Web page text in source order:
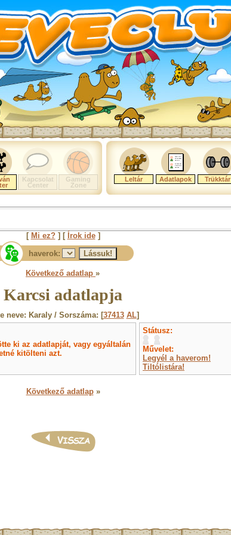
Kapcsolat
Center
Gaming
Zone
Leltár Adatlapok Trükktár
[ Mi ez?] [ Írok ide]
haverok:
Következő adatlap »
Karcsi adatlapja
neve: Karaly / Sorszáma: [37413 AL]
ki az adatlapját, vagy egyáltalán
kitölteni azt.
Státusz:
Művelet:
Legyél a haverom!
Tiltólistára!
Következő adatlap»